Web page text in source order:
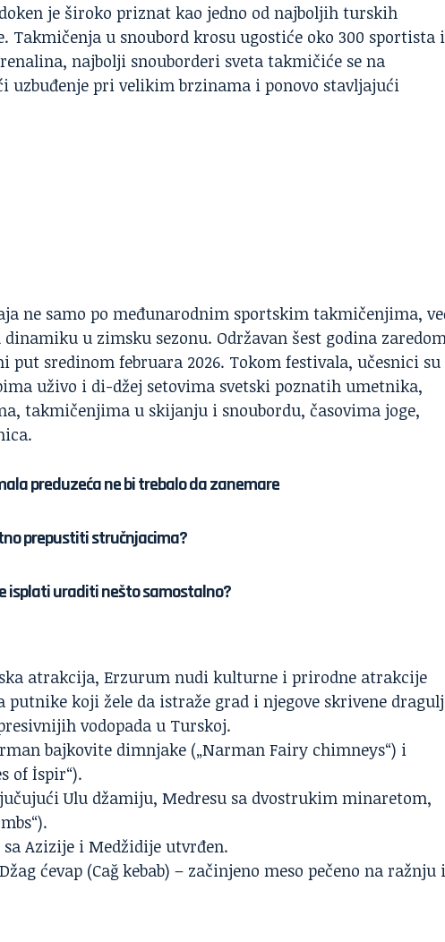
je široko priznat kao jedno od najboljih turskih
Takmičenja u snoubord krosu ugostiće oko 300 sportista
najbolji snouborderi sveta takmičiće se na
uzbuđenje pri velikim brzinama i ponovo stavljajući
ne samo po međunarodnim sportskim takmičenjima,
u zimsku sezonu. Održavan šest godina
put sredinom februara 2026. Tokom festivala, učesnici su
uživo i di-džej setovima svetski poznatih umetnika,
takmičenjima u skijanju i snoubordu, časovima joge,
preduzeća ne bi trebalo da zanemare
prepustiti stručnjacima?
isplati uraditi nešto samostalno?
atrakcija, Erzurum nudi kulturne i prirodne atrakcije
putnike koji žele da istraže grad i njegove skrivene
vodopada u Turskoj.
bajkovite dimnjake („Narman Fairy chimneys“) i
of İspir“).
Ulu džamiju, Medresu sa dvostrukim minaretom,
Azizije i Medžidije utvrđen.
ćevap (Cağ kebab) – začinjeno meso pečeno na ražnju i